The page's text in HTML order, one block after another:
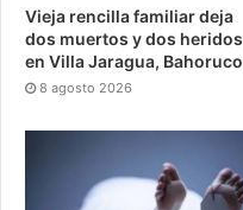
Vieja rencilla familiar deja
dos muertos y dos heridos
en Villa Jaragua, Bahoruco
8 agosto 2026